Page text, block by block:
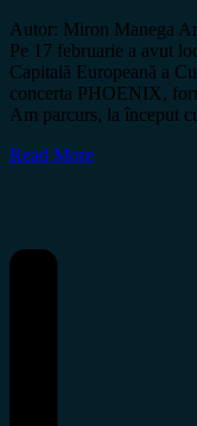
Autor: Miron Manega
Pe 17 februarie a avut
Capitală Europeană a
concerta PHOENIX,
Am parcurs, la început
Read More